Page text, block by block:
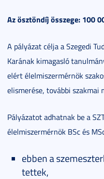
Az ösztöndíj összege: 100
A pályázat célja a Szegedi
Karának kimagasló
elért élelmiszermérnök
elismerése, további szakmai
Pályázatot adhatnak be a
élelmiszermérnök BSc és
ebben a
tettek,